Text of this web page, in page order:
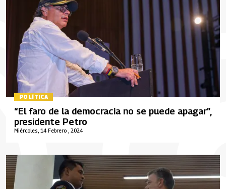
POLÍTICA
Miércoles, 14 Febrero , 2024
“El faro de la democracia no se puede apagar”,
presidente Petro